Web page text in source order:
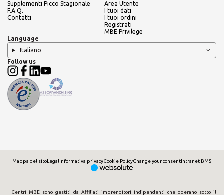
Supplementi Picco Stagionale
F.A.Q.
Contatti
Area Utente
I tuoi dati
I tuoi ordini
Registrati
MBE Privilege
Language
Italiano
Follow us
Mappa del sitoLegalInformativa privacyCookie PolicyChange your consentIntranet BMS
I Centri MBE sono gestiti da Affiliati imprenditori indipendenti che operano sotto il